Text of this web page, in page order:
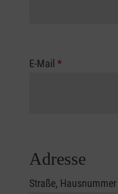
E-Mail *
Adresse
Straße, Hausnummer